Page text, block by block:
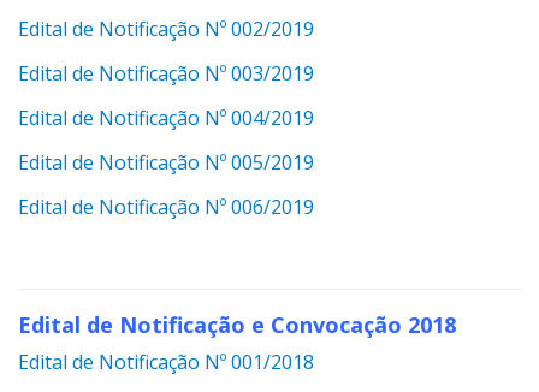
Edital de Notificação Nº 002/2019
Edital de Notificação Nº 003/2019
Edital de Notificação Nº 004/2019
Edital de Notificação Nº 005/2019
Edital de Notificação Nº 006/2019
Edital de Notificação e Convocação 2018
Edital de Notificação Nº 001/2018